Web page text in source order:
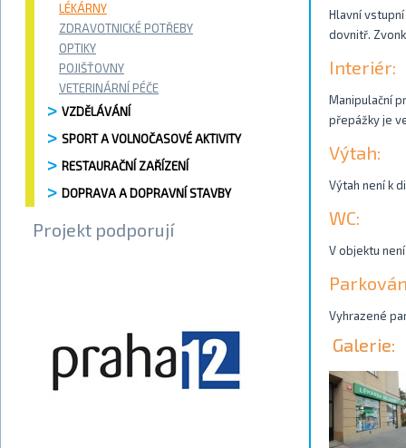
LÉKÁRNY
ZDRAVOTNICKÉ POTŘEBY
OPTIKY
POJIŠŤOVNY
VETERINÁRNÍ PÉČE
VZDĚLÁVÁNÍ
SPORT A VOLNOČASOVÉ AKTIVITY
RESTAURAČNÍ ZAŘÍZENÍ
DOPRAVA A DOPRAVNÍ STAVBY
Projekt podporují
Hlavní
dovnitř.
Interiér:
Manipulační
přepážky je
Výtah:
Výtah není k
WC:
V objektu
Vyhrazené
Galerie: